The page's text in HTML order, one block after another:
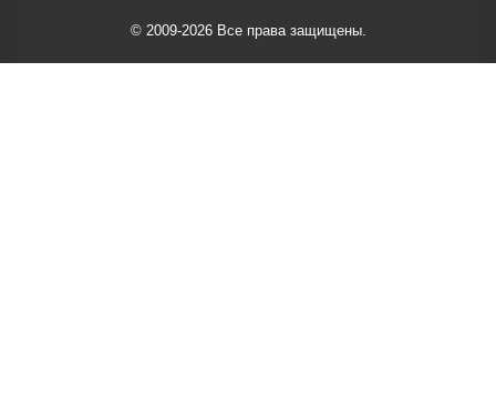
© 2009-2026 Все права защищены.